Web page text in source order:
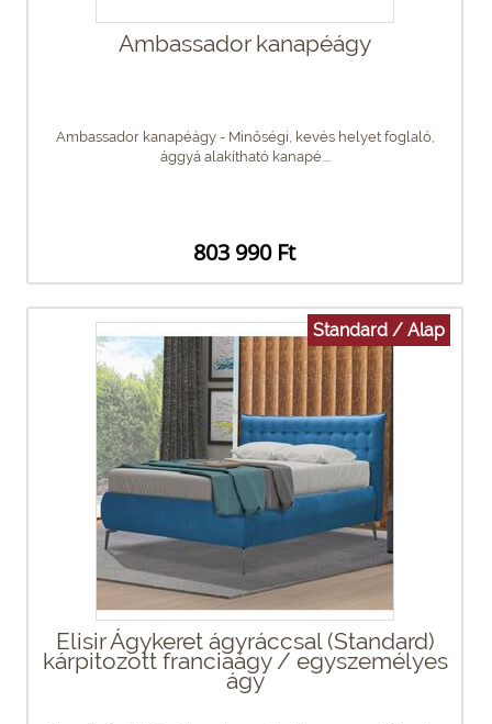
Ambassador kanapéágy
Ambassador kanapéágy - Minőségi, kevés helyet foglaló,
ággyá alakítható kanapé....
803 990 Ft
Standard / Alap
Elisir Ágykeret ágyráccsal (Standard)
kárpitozott franciaágy / egyszemélyes
ágy